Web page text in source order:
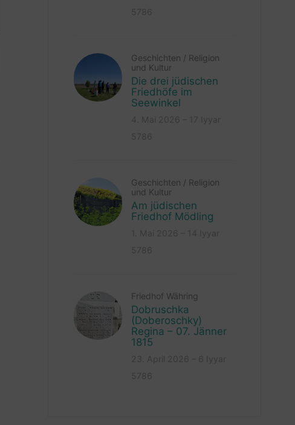
Geschichten / Religion
und Kultur
Die drei jüdischen
Friedhöfe im
Seewinkel
Geschichten / Religion
und Kultur
Am jüdischen
Friedhof Mödling
Friedhof Währing
Dobruschka
(Doberoschky)
Regina – 07. Jänner
1815